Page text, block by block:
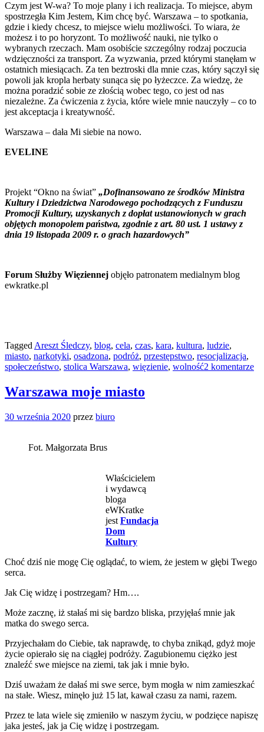
Czym jest W-wa? To moje plany i ich realizacja. To miejsce, abym
spostrzegła Kim Jestem, Kim chcę być. Warszawa – to spotkania,
gdzie i kiedy chcesz, to miejsce wielu możliwości. To wiara, że
możesz i to po horyzont. To możliwość nauki, nie tylko o
wybranych rzeczach. Mam osobiście szczególny rodzaj poczucia
wdzięczności za transport. Za wyzwania, przed którymi stanęłam w
ostatnich miesiącach. Za ten beztroski dla mnie czas, który sączył się
powoli jak kropla herbaty sunąca się po łyżeczce. Za wiedzę, że
można poradzić sobie ze złością wobec tego, co jest od nas
niezależne. Za ćwiczenia z życia, które wiele mnie nauczyły – co to
jest akceptacja i kreatywność.
Warszawa – dała Mi siebie na nowo.
EVELINE
Projekt “Okno na świat” „Dofinansowano ze środków Ministra
Kultury i Dziedzictwa Narodowego pochodzących z Funduszu
Promocji Kultury, uzyskanych z dopłat ustanowionych w grach
objętych monopolem państwa, zgodnie z art. 80 ust. 1 ustawy z
dnia 19 listopada 2009 r. o grach hazardowych”
Forum Służby Więziennej objęło patronatem medialnym blog
ewkratke.pl
TaggedAreszt Śledczy, blog, cela, czas, kara, kultura, ludzie,
miasto, narkotyki, osadzona, podróż, przestępstwo, resocjalizacja,
społeczeństwo, stolica Warszawa, więzienie, wolność2 komentarze
Warszawa moje miasto
30 września 2020 przez biuro
Fot. Małgorzata Brus
Właścicielem
i wydawcą
bloga
eWKratke
jest Fundacja
Dom
Kultury
Choć dziś nie mogę Cię oglądać, to wiem, że jestem w głębi Twego
serca.
Jak Cię widzę i postrzegam? Hm….
Może zacznę, iż stałaś mi się bardzo bliska, przyjęłaś mnie jak
matka do swego serca.
Przyjechałam do Ciebie, tak naprawdę, to chyba znikąd, gdyż moje
życie opierało się na ciągłej podróży. Zagubionemu ciężko jest
znaleźć swe miejsce na ziemi, tak jak i mnie było.
Dziś uważam że dałaś mi swe serce, bym mogła w nim zamieszkać
na stałe. Wiesz, minęło już 15 lat, kawał czasu za nami, razem.
Przez te lata wiele się zmieniło w naszym życiu, w podzięce napiszę
jaka jesteś, jak ja Cię widzę i postrzegam.